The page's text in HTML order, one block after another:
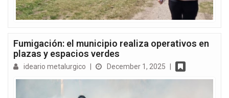
Fumigación: el municipio realiza operativos en
plazas y espacios verdes
ideario metalurgico December 1, 2025